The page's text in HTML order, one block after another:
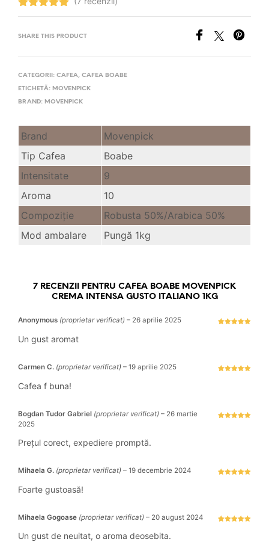
Evaluat la
din 5
SHARE THIS PRODUCT
CATEGORII: CAFEA, CAFEA BOABE
ETICHETĂ: MOVENPICK
BRAND: MOVENPICK
Brand
Movenpick
Tip Cafea
Boabe
Intensitate
9
Aroma
10
Compoziție
Robusta 50%/Arabica 50%
Mod ambalare
Pungă 1kg
7 RECENZII PENTRU CAFEA BOABE MOVENPICK
CREMA INTENSA GUSTO ITALIANO 1KG
Anonymous (proprietar verificat) – 26 aprilie 2025
Un gust aromat
Carmen C. (proprietar verificat) – 19 aprilie 2025
Cafea f buna!
Bogdan Tudor Gabriel (proprietar verificat) – 26 martie
2025
Prețul corect, expediere promptă.
Mihaela G. (proprietar verificat) – 19 decembrie 2024
Foarte gustoasă!
Mihaela Gogoase (proprietar verificat) – 20 august 2024
Un gust de neuitat, o aroma deosebita.